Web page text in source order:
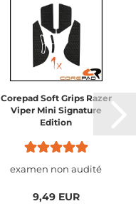
Corepad Soft Grips Razer
Viper Mini Signature
Edition
examen non audité
9,49 EUR